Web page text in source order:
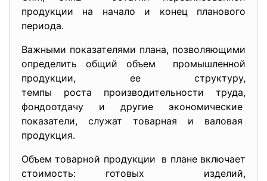
продукции на начало и конец планового
периода.
Важными показателями плана, позволяющими
определить общий объем промышленной
продукции, ее структуру,
темпы роста производительности труда,
фондоотдачу и другие экономические
показатели, служат товарная и валовая
продукция.
Объем товарной продукции в плане включает
стоимость: готовых изделий,